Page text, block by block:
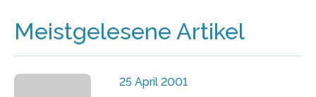
Meistgelesene Artikel
25 April 2001